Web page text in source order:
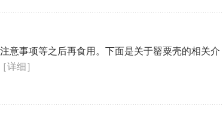
意事项等之后再食用。下面是关于罂粟壳的相关介
［详细］